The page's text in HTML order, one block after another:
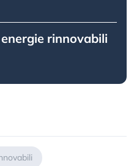
rinnovabili